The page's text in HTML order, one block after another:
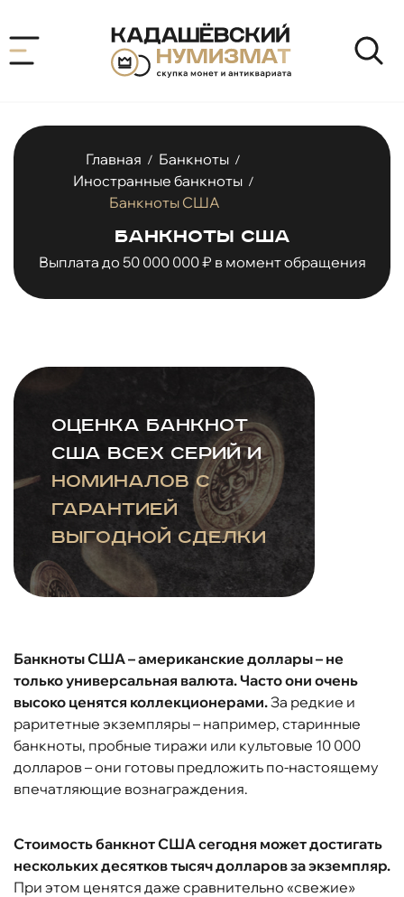
Главная / Банкноты /
Иностранные банкноты /
Банкноты США
Банкноты США
Выплата до 50 000 000 ₽ в момент обращения
Оценка банкнот
США всех серий и
номиналов с
гарантией
выгодной сделки
Банкноты США – американские доллары – не
только универсальная валюта. Часто они очень
высоко ценятся коллекционерами.За редкие и
раритетные экземпляры – например, старинные
банкноты, пробные тиражи или культовые 10 000
долларов – они готовы предложить по-настоящему
впечатляющие вознаграждения.
Стоимость банкнот США сегодня может достигать
нескольких десятков тысяч долларов за экземпляр.
При этом ценятся даже сравнительно «свежие»